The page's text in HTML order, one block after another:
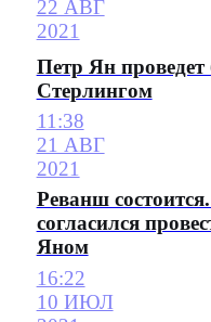
22 АВГ
2021
Петр Ян
Стерлингом
11:38
21 АВГ
2021
Реванш
согласился
Яном
16:22
10 ИЮЛ